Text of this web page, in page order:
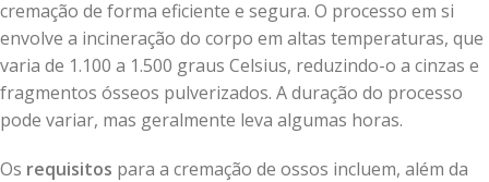
cremação de forma eficiente e segura. O processo em si
envolve a incineração do corpo em altas temperaturas, que
varia de 1.100 a 1.500 graus Celsius, reduzindo-o a cinzas e
fragmentos ósseos pulverizados. A duração do processo
pode variar, mas geralmente leva algumas horas.
Os requisitos para a cremação de ossos incluem, além da